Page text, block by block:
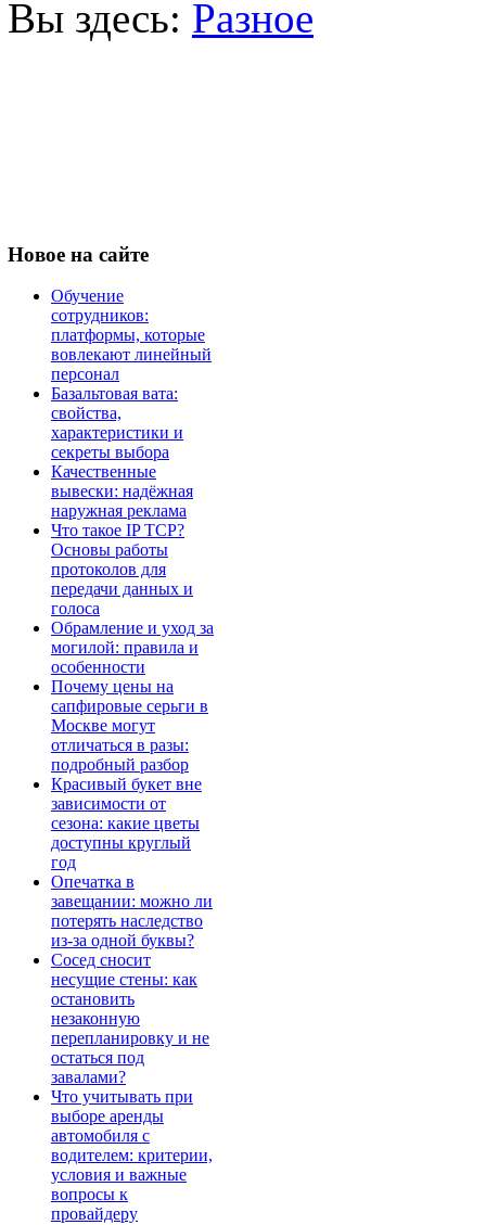
Вы здесь: Разное
Новое на сайте
Обучение
сотрудников:
платформы, которые
вовлекают линейный
персонал
Базальтовая вата:
свойства,
характеристики и
секреты выбора
Качественные
вывески: надёжная
наружная реклама
Что такое IP TCP?
Основы работы
протоколов для
передачи данных и
голоса
Обрамление и уход за
могилой: правила и
особенности
Почему цены на
сапфировые серьги в
Москве могут
отличаться в разы:
подробный разбор
Красивый букет вне
зависимости от
сезона: какие цветы
доступны круглый
год
Опечатка в
завещании: можно ли
потерять наследство
из-за одной буквы?
Сосед сносит
несущие стены: как
остановить
незаконную
перепланировку и не
остаться под
завалами?
Что учитывать при
выборе аренды
автомобиля с
водителем: критерии,
условия и важные
вопросы к
провайдеру